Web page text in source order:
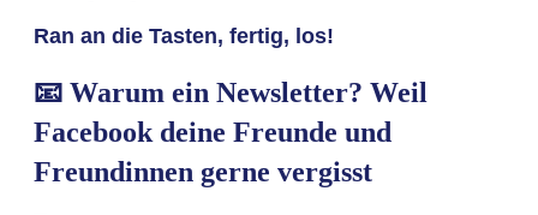
Ran an die Tasten, fertig, los!
📧 Warum ein Newsletter? Weil
Facebook deine Freunde und
Freundinnen gerne vergisst